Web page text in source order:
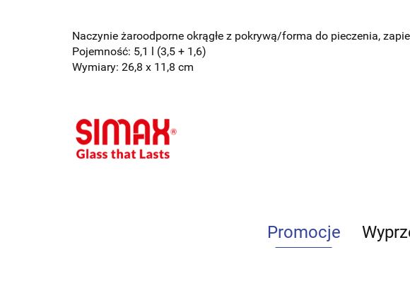
Naczynie żaroodporne okrągłe z pokrywą/forma do pieczenia,
Pojemność: 5,1 l (3,5 + 1,6)
Wymiary: 26,8 x 11,8 cm
Promocje